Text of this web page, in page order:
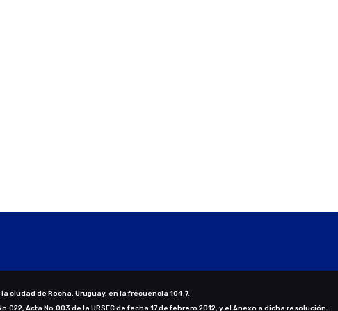
ciudad de Rocha, Uruguay, en la frecuencia 104.7.
Acta No.003 de la URSEC de fecha 17 de febrero 2012, y el Anexo a dicha resolución.